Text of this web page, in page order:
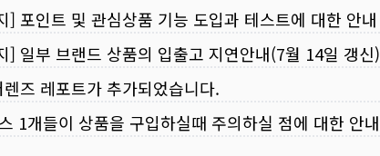
] 포인트 및 관심상품 기능 도입과 테스트에 대한 안내
] 일부 브랜드 상품의 입출고 지연안내(7월 14일 갱신)
렌즈 레포트가 추가되었습니다.
1개들이 상품을 구입하실때 주의하실 점에 대한 안내